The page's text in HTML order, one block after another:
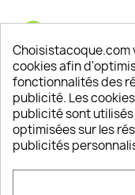
Depuis 2009,
sont satisfaits de
Un SAV à
Notre SAV
Choisistacoque.com
cookies afin
fonctionnalités des
publicité. Les
publicité sont
optimisées sur les
publicités